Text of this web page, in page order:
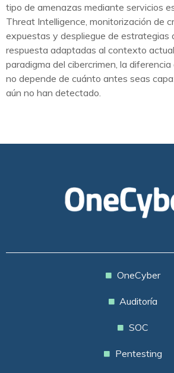
tipo de amenazas mediante servicios
Threat Intelligence, monitorización de
expuestas y despliegue de estrategias
respuesta adaptadas al contexto
paradigma del cibercrimen, la
no depende de cuánto antes seas
aún no han detectado.
OneCyber
Auditoría
SOC
Pentesting